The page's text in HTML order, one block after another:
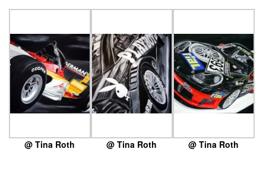
@ Tina Roth @ Tina Roth @ Tina Roth